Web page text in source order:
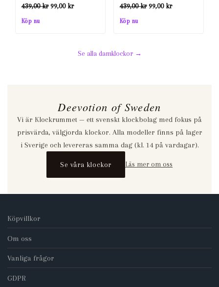
439,00kr Det
99,00 krDet
är:
Köp nu
439,00kr Det
99,00 krDet
Köp nu
Se alla damklockor →
Deevotion of Sweden
Vi är Klockrummet — ett svenskt klockbolag med fokus på
prisvärda, välgjorda klockor. Alla modeller finns på lager
i Sverige och levereras samma dag (kl. 14 på vardagar).
Se våra klockor Läs mer om oss
Köpvillkor
Om oss
Vanliga frågor
GDPR